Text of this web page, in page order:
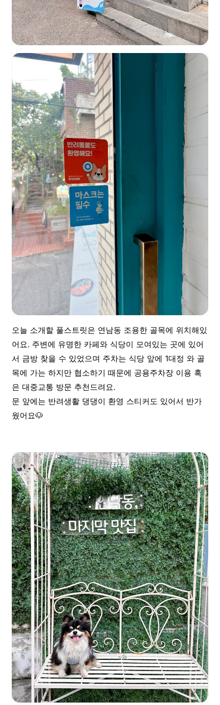
오늘 소개할 풀스트릿은 연남동 조용한 골목에 위치해있
어요. 주변에 유명한 카페와 식당이 모여있는 곳에 있어
서 금방 찾을 수 있었으며 주차는 식당 앞에 1대정 와 골
목에 가는 하지만 협소하기 때문에 공용주차장 이용 혹
은 대중교통 방문 추천드려요.
문 앞에는 반려생활 댕댕이 환영 스티커도 있어서 반가
웠어요🐶